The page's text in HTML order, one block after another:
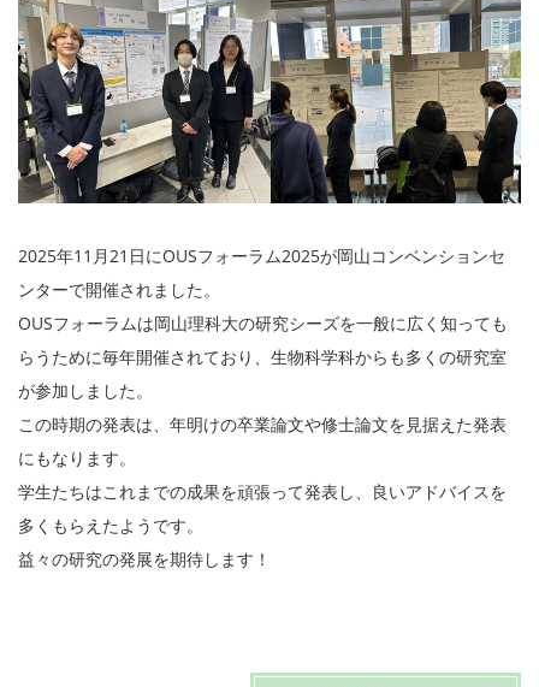
2025年11月21日にOUSフォーラム2025が岡山コンベンションセ
ンターで開催されました。
OUSフォーラムは岡山理科大の研究シーズを一般に広く知っても
らうために毎年開催されており、生物科学科からも多くの研究室
が参加しました。
この時期の発表は、年明けの卒業論文や修士論文を見据えた発表
にもなります。
学生たちはこれまでの成果を頑張って発表し、良いアドバイスを
多くもらえたようです。
益々の研究の発展を期待します！